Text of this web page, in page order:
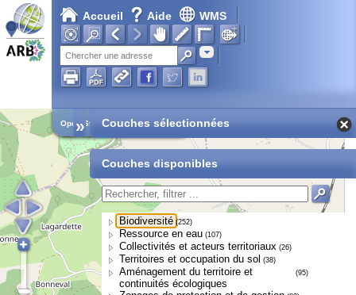
Accueil Aide WMS
Adresse
Open Street Map
» Couches sélectionnées
Couches disponibles
Biodiversité (252)
Ressource en eau (107)
Collectivités et acteurs territoriaux (26)
Territoires et occupation du sol (38)
Aménagement du territoire et
continuités écologiques
(95)